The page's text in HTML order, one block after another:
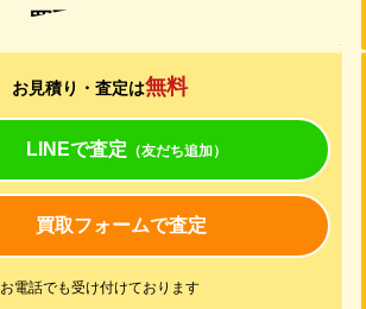
買取について
お見積り・査定は無料
LINEで査定 （友だち追加）
買取フォームで査定
お電話でも受け付けております